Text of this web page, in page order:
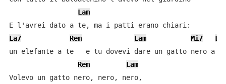
Lam
La7
Rem Lam Mi7
un elefante a te   e tu dovevi dare un gatto nero a
Rem
Lam
Volevo un gatto nero, nero, nero,